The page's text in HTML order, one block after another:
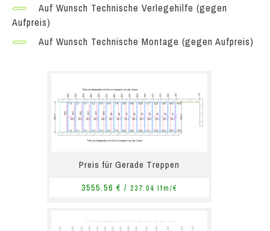
Auf Wunsch Technische Verlegehilfe (gegen
Aufpreis)
Auf Wunsch Technische Montage (gegen Aufpreis)
Preis für Gerade Treppen
3555.56 € / 237.04 lfm/€